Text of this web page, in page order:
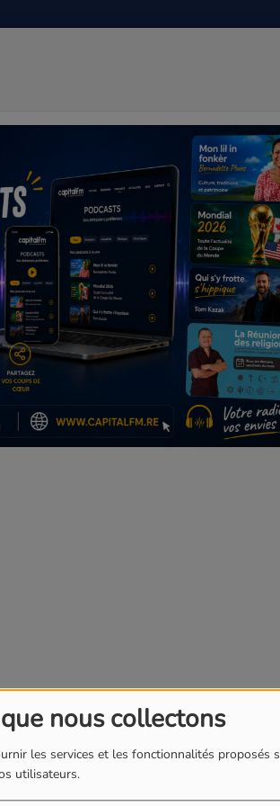
nous collectons
les services et les fonctionnalités proposés
utilisateurs.
AGENDA
de notre artiste Clara